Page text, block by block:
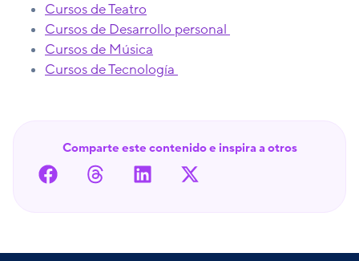
Cursos de Teatro
Cursos de Desarrollo personal
Cursos de Música
Cursos de Tecnología
Comparte este contenido e inspira a otros